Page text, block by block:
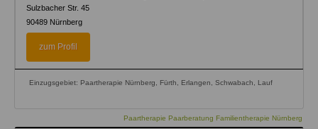
Sulzbacher Str. 45
90489 Nürnberg
zum Profil
Einzugsgebiet: Paartherapie Nürnberg, Fürth, Erlangen, Schwabach, Lauf
Paartherapie Paarberatung Familientherapie Nürnberg